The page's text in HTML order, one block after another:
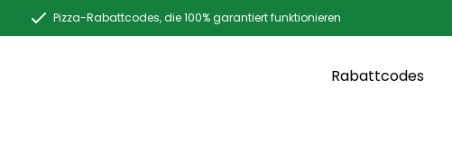
Pizza-Rabattcodes, die 100% garantiert funktionieren
Rabattcodes